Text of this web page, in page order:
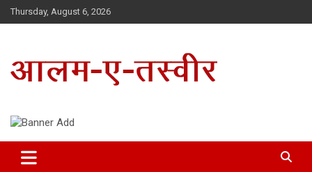
Skip
to
Thursday, August 6, 2026
Alam E Tasveer